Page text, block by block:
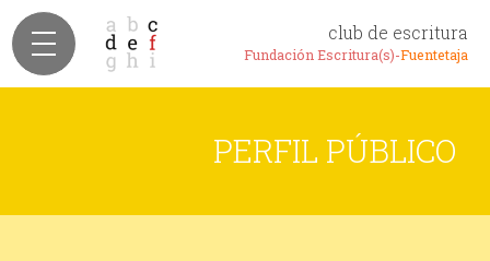
club de escritura
Fundación Escritura(s)-Fuentetaja
PERFIL PÚBLICO